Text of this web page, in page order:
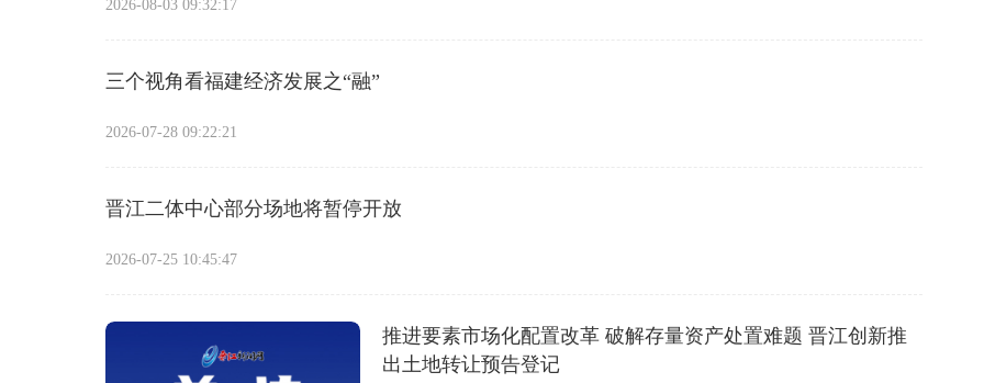
2026-08-03 09:32:17
三个视角看福建经济发展之“融”
2026-07-28 09:22:21
晋江二体中心部分场地将暂停开放
2026-07-25 10:45:47
推进要素市场化配置改革 破解存量资产处置难题 晋江创新推
出土地转让预告登记